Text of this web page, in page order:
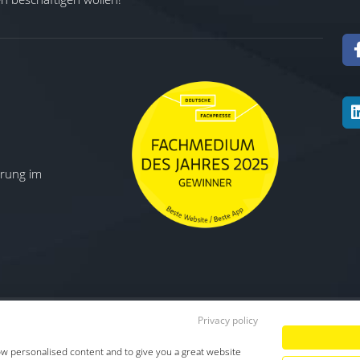
im
Datenschutz Impressum
Privacy policy
personalised content and to give you a great website